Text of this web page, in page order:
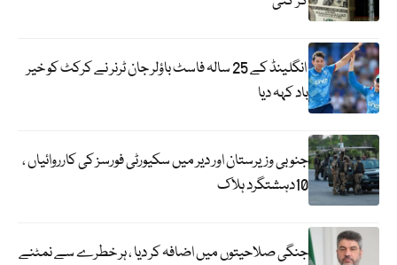
انگلینڈ کے 25 سالہ فاسٹ باؤلر جان ٹرنر نے کرکٹ کو خیر
باد کہہ دیا
جنوبی وزیرستان اور دیر میں سکیورٹی فورسز کی کارروائیاں ،
10دہشتگرد ہلاک
جنگی صلاحیتوں میں اضافہ کر دیا ، ہر خطرے سے نمٹنے